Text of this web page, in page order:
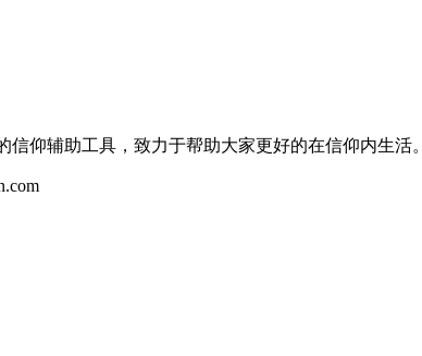
信仰辅助工具，致力于帮助大家更好的在信仰内生活。